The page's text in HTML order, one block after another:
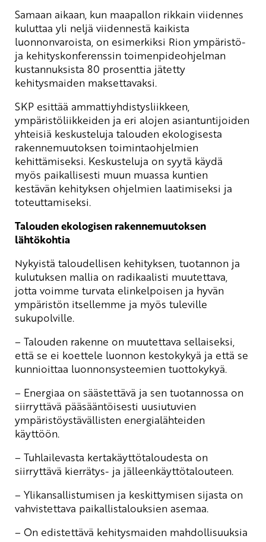
Samaan aikaan, kun maapallon rikkain viidennes
kuluttaa yli neljä viidennestä kaikista
luonnonvaroista, on esimerkiksi Rion ympäristö-
ja kehityskonferenssin toimenpideohjelman
kustannuksista 80 prosenttia jätetty
kehitysmaiden maksettavaksi.
SKP esittää ammattiyhdistysliikkeen,
ympäristöliikkeiden ja eri alojen asiantuntijoiden
yhteisiä keskusteluja talouden ekologisesta
rakennemuutoksen toimintaohjelmien
kehittämiseksi. Keskusteluja on syytä käydä
myös paikallisesti muun muassa kuntien
kestävän kehityksen ohjelmien laatimiseksi ja
toteuttamiseksi.
Talouden ekologisen rakennemuutoksen
lähtökohtia
Nykyistä taloudellisen kehityksen, tuotannon ja
kulutuksen mallia on radikaalisti muutettava,
jotta voimme turvata elinkelpoisen ja hyvän
ympäristön itsellemme ja myös tuleville
sukupolville.
– Talouden rakenne on muutettava sellaiseksi,
että se ei koettele luonnon kestokykyä ja että se
kunnioittaa luonnonsysteemien tuottokykyä.
– Energiaa on säästettävä ja sen tuotannossa on
siirryttävä pääsääntöisesti uusiutuvien
ympäristöystävällisten energialähteiden
käyttöön.
– Tuhlailevasta kertakäyttötaloudesta on
siirryttävä kierrätys- ja jälleenkäyttötalouteen.
– Ylikansallistumisen ja keskittymisen sijasta on
vahvistettava paikallistalouksien asemaa.
– On edistettävä kehitysmaiden mahdollisuuksia